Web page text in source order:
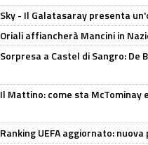
Sky - Il Galatasaray presenta
Oriali affiancherà Mancini in
Sorpresa a Castel di Sangro: De
Il Mattino: come sta McTominay
Ranking UEFA aggiornato: